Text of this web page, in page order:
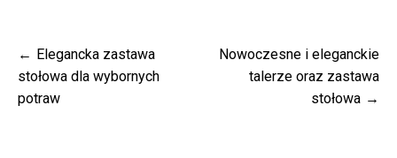
Nawigacja
wpisu
Elegancka zastawa
stołowa dla wybornych
potraw
Nowoczesne i eleganckie
talerze oraz zastawa
stołowa